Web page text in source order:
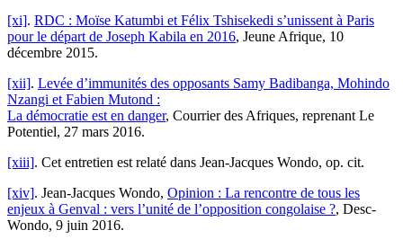
[xi]. RDC : Moïse Katumbi et Félix Tshisekedi s’unissent à Paris
pour le départ de Joseph Kabila en 2016, Jeune Afrique, 10
décembre 2015.
[xii]. Levée d’immunités des opposants Samy Badibanga, Mohindo
Nzangi et Fabien Mutond :
La démocratie est en danger, Courrier des Afriques, reprenant Le
Potentiel, 27 mars 2016.
[xiii]. Cet entretien est relaté dans Jean-Jacques Wondo, op. cit.
[xiv]. Jean-Jacques Wondo, Opinion : La rencontre de tous les
enjeux à Genval : vers l’unité de l’opposition congolaise ?, Desc-
Wondo, 9 juin 2016.